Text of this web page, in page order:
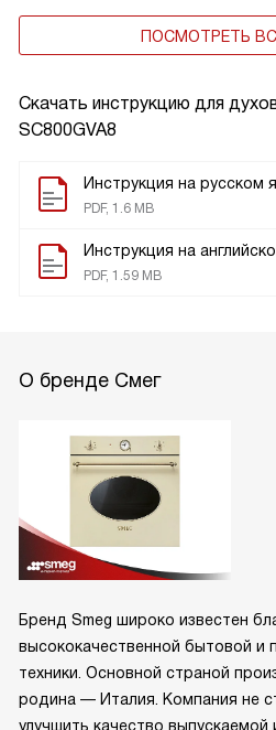
Скачать инструкцию для
SC800GVA8
Инструкция на русском
PDF, 1.6 MB
Инструкция на
PDF, 1.59 MB
ПОСМОТРЕТЬ
О бренде Смег
Бренд Smeg широко известен
высококачественной бытовой и
техники. Основной страной
родина — Италия. Компания не
улучшить качество выпускаемой